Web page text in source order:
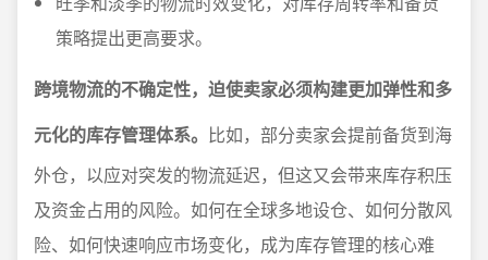
策略提出更高要求。
跨境物流的不确定性，迫使卖家必须构建更加弹性和多
元化的库存管理体系。 比如，部分卖家会提前备货到海
外仓，以应对突发的物流延迟，但这又会带来库存积压
及资金占用的风险。如何在全球多地设仓、如何分散风
险、如何快速响应市场变化，成为库存管理的核心难